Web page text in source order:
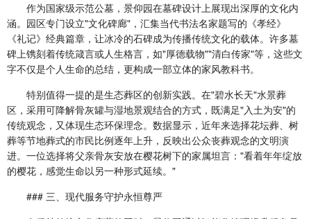
作为国家级示范公墓，景仰园在墓碑设计上展现出深厚的文化内
涵。园区专门设立"文化碑廊"，汇集当代书法名家题写的《孝经》
《礼记》经典篇章，让冰冷的石碑成为传播传统文化的载体。许多墓
碑上镌刻着传统箴言或人生格言，如"厚德载物""清白传家"等，这些文
字不仅是个人生命的总结，更构成一部立体的家风教科书。
特别值得一提的是生态葬区的创新实践。在"碧水长天"水景葬
区，采用可降解骨灰罐与湿地景观结合的方式，既满足"入土为安"的
传统观念，又体现生态环保理念。数据显示，近年来选择花坛葬、树
葬等节地葬式的市民比例逐年上升，反映出公众丧葬观念的文明演
进。一位选择将父亲骨灰安放在樱花树下的家属坦言："看着年年绽放
的樱花，感觉生命以另一种形式延续。"
### 三、现代服务守护永恒尊严